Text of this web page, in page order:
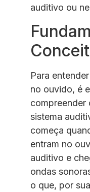
auditivo ou
Para
no ouvido, é
compreender
sistema
começa
entram no
auditivo e
ondas
o que, por